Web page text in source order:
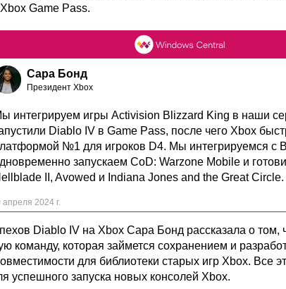
Game Pass.
Сара Бонд
Президент Xbox
интегрируем игры Activision Blizzard King в наши
Diablo IV в Game Pass, после чего Xbox
№1 для игроков D4. Мы интегрируемся с
запускаем CoD: Warzone Mobile и
II, Avowed и Indiana Jones and the Great Circle.
апреля 2024 г.
Diablo IV на Xbox Сара Бонд рассказала о том,
команду, которая займется сохранением и
для библиотеки старых игр Xbox. Все
успешного запуска новых консолей Xbox.